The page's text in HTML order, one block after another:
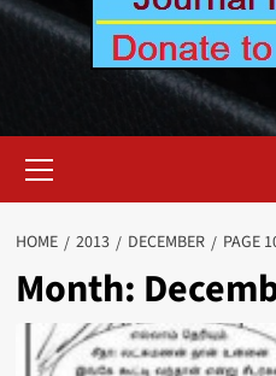
Menu
HOME 2013 DECEMBER PAGE
Month: